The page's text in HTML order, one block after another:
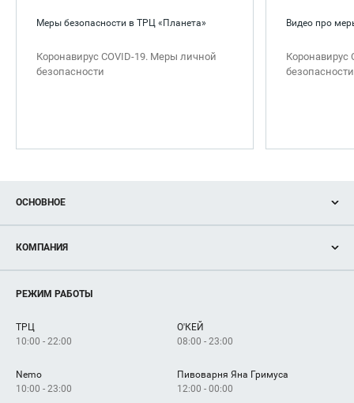
Меры безопасности в ТРЦ «Планета»
Коронавирус COVID-19. Меры личной
безопасности
Видео про
Коронавирус
ОСНОВНОЕ
Новости
Магазины
Услуги
КОМПАНИЯ
Рекламодателям
Как добраться
РЕЖИМ РАБОТЫ
ТРЦ
10:00 - 22:00
О'КЕЙ
08:00 - 23:00
Nemo
10:00 - 23:00
Пивоварня Яна Гримуса
12:00 - 00:00